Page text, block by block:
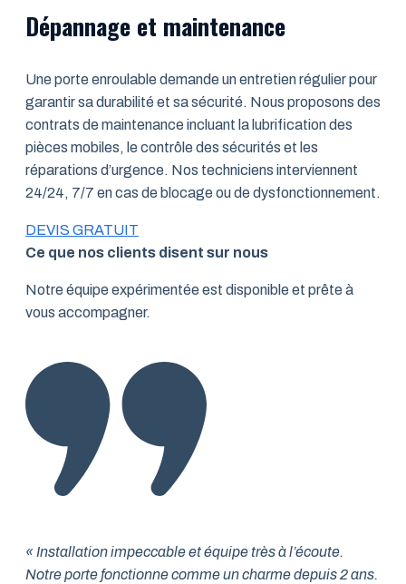
Dépannage et maintenance
Une porte enroulable demande un entretien régulier pour
garantir sa durabilité et sa sécurité. Nous proposons des
contrats de maintenance incluant la lubrification des
pièces mobiles, le contrôle des sécurités et les
réparations d’urgence. Nos techniciens interviennent
24/24, 7/7 en cas de blocage ou de dysfonctionnement.
DEVIS GRATUIT
Ce que nos clients disent sur nous
Notre équipe expérimentée est disponible et prête à
vous accompagner.
« Installation impeccable et équipe très à l’écoute.
Notre porte fonctionne comme un charme depuis 2 ans.